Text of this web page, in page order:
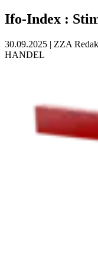
Ifo-Index :
30.09.2025 | ZZA
HANDEL